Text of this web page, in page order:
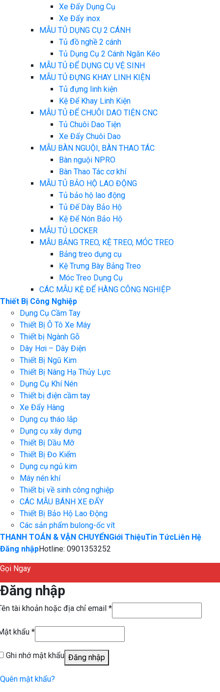
Xe Đẩy Dụng Cụ
Xe Đẩy inox
MẪU TỦ DỤNG CỤ 2 CÁNH
Tủ đồ nghề 2 cánh
Tủ Dụng Cụ 2 Cánh Ngăn Kéo
MẪU TỦ ĐỂ DỤNG CỤ VỆ SINH
MẪU TỦ ĐỰNG KHAY LINH KIỆN
Tủ đựng linh kiện
Kệ Để Khay Linh Kiện
MẪU TỦ ĐỂ CHUÔI DAO TIỆN CNC
Tủ Chuôi Dao Tiện
Xe Đẩy Chuôi Dao
MẪU BÀN NGUỘI, BÀN THAO TÁC
Bàn nguội NPRO
Bàn Thao Tác cơ khí
MẪU TỦ BẢO HỘ LAO ĐỘNG
Tủ bảo hộ lao động
Tủ Đế Dày Bảo Hộ
Kệ Để Nón Bảo Hộ
MẪU TỦ LOCKER
MẪU BẢNG TREO, KỆ TREO, MÓC TREO
Bảng treo dụng cụ
Kệ Trưng Bày Bảng Treo
Móc Treo Dụng Cụ
CÁC MẪU KỆ ĐỂ HÀNG CÔNG NGHIỆP
Thiết Bị Công Nghiệp
Dụng Cụ Cầm Tay
Thiết Bị Ô Tô Xe Máy
Thiết bị Ngành Gỗ
Dây Hơi – Dây Điện
Thiết Bị Ngũ Kim
Thiết Bị Nâng Hạ Thủy Lực
Dụng Cụ Khí Nén
Thiết bị điện cầm tay
Xe Đẩy Hàng
Dụng cụ tháo lắp
Dụng cụ xây dựng
Thiết Bị Dầu Mỡ
Thiết Bị Đo Kiểm
Dụng cụ ngủ kim
Máy nén khí
Thiết bị về sinh công nghiệp
CÁC MẪU BÁNH XE ĐẨY
Thiết Bị Bảo Hộ Lao Động
Các sản phẩm bulong-ốc vít
THANH TOÁN & VẬN CHUYỂNGiới ThiệuTin TứcLiên Hệ
Đăng nhậpHotline: 0901353252
Gọi Ngay
Đăng nhập
tài khoản hoặc địa chỉ email *
khẩu *
Ghi nhớ mật khẩu Đăng nhập
Quên mật khẩu?